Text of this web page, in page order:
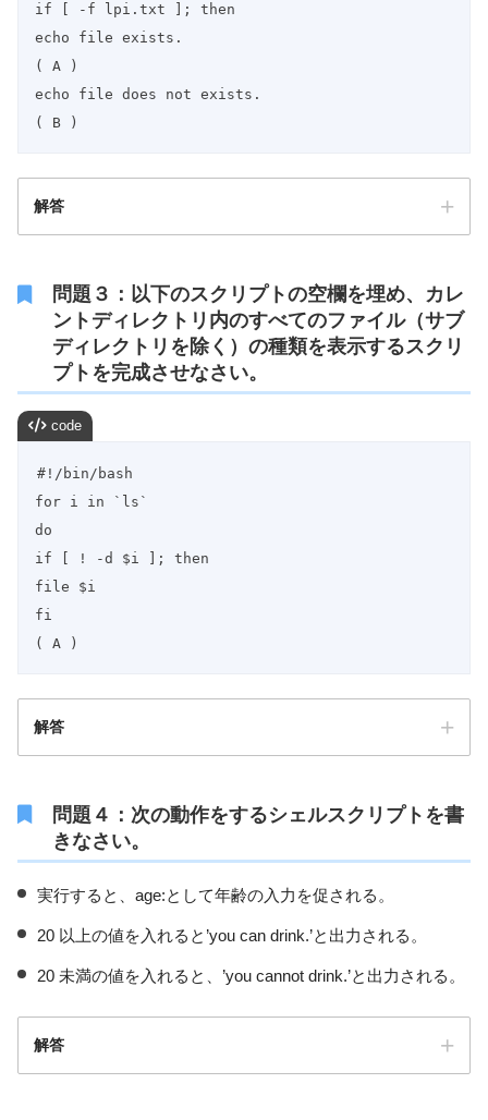
if [ -f lpi.txt ]; then
echo file exists.
( A )
echo file does not exists.
( B )
解答
問題３：以下のスクリプトの空欄を埋め、カレ
ントディレクトリ内のすべてのファイル（サブ
ディレクトリを除く）の種類を表示するスクリ
プトを完成させなさい。
code
#!/bin/bash
for i in `ls`
do
if [ ! -d $i ]; then
file $i
fi
( A )
解答
問題４：次の動作をするシェルスクリプトを書
きなさい。
実行すると、age:として年齢の入力を促される。
20 以上の値を入れると’you can drink.’と出力される。
20 未満の値を入れると、’you cannot drink.’と出力される。
解答